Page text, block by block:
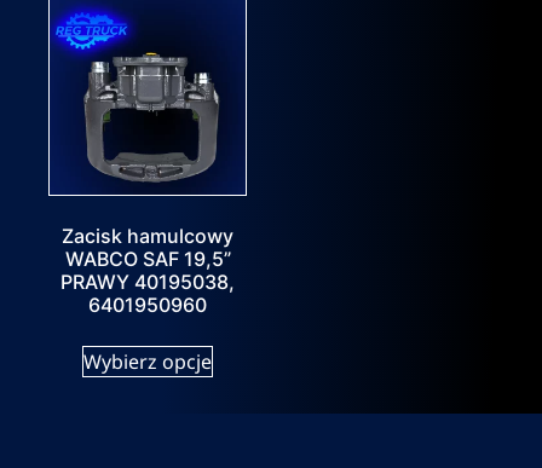
Zacisk hamulcowy
WABCO SAF 19,5”
PRAWY 40195038,
6401950960
Wybierz opcje